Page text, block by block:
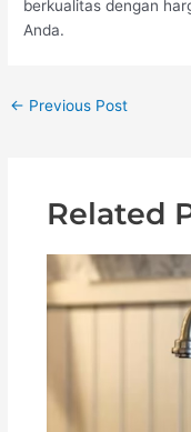
berkualitas dengan
Anda.
← Previous Post
Related